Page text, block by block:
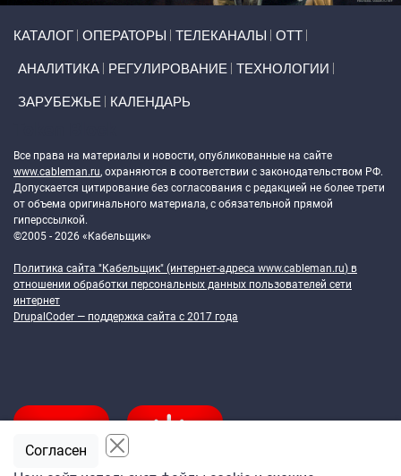
КАТАЛОГ ОПЕРАТОРЫ ТЕЛЕКАНАЛЫ ОТТ
АНАЛИТИКА РЕГУЛИРОВАНИЕ ТЕХНОЛОГИИ
ЗАРУБЕЖЬЕ КАЛЕНДАРЬ
Все права на материалы и новости, опубликованные на сайте
www.cableman.ru, охраняются в соответствии с законодательством РФ.
Допускается цитирование без согласования с редакцией не более трети
от объема оригинального материала, с обязательной прямой
гиперссылкой.
©2005 - 2026 «Кабельщик»
Политика сайта "Кабельщик" (интернет-адреса www.cableman.ru) в
отношении обработки персональных данных пользователей сети
интернет
DrupalCoder — поддержка сайта c 2017 года
Согласен